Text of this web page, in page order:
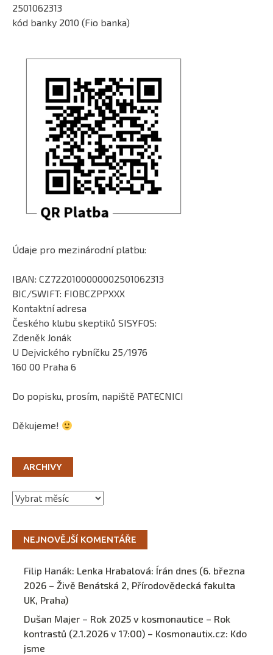
2501062313
kód banky 2010 (Fio banka)
Údaje pro mezinárodní platbu:
IBAN: CZ7220100000002501062313
BIC/SWIFT: FIOBCZPPXXX
Kontaktní adresa
Českého klubu skeptiků SISYFOS:
Zdeněk Jonák
U Dejvického rybníčku 25/1976
160 00 Praha 6
Do popisku, prosím, napiště PATECNICI
Děkujeme!
ARCHIVY
Archivy
NEJNOVĚJŠÍ KOMENTÁŘE
Filip Hanák: Lenka Hrabalová: Írán dnes (6. března
2026 – Živě Benátská 2, Přírodovědecká fakulta
UK, Praha)
Dušan Majer – Rok 2025 v kosmonautice – Rok
kontrastů (2.1.2026 v 17:00) – Kosmonautix.cz: Kdo
jsme